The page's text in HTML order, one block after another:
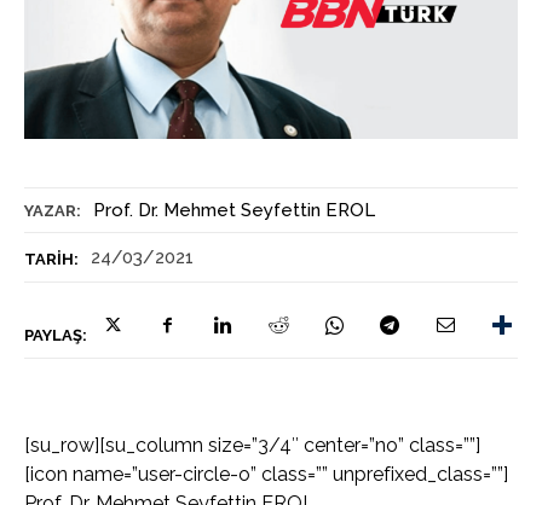
YAZAR: Prof. Dr. Mehmet Seyfettin EROL
TARIH: 24/03/2021
PAYLAŞ:
[su_row][su_column size=”3/4″ center=”no” class=””]
[icon name=”user-circle-o” class=”” unprefixed_class=””]